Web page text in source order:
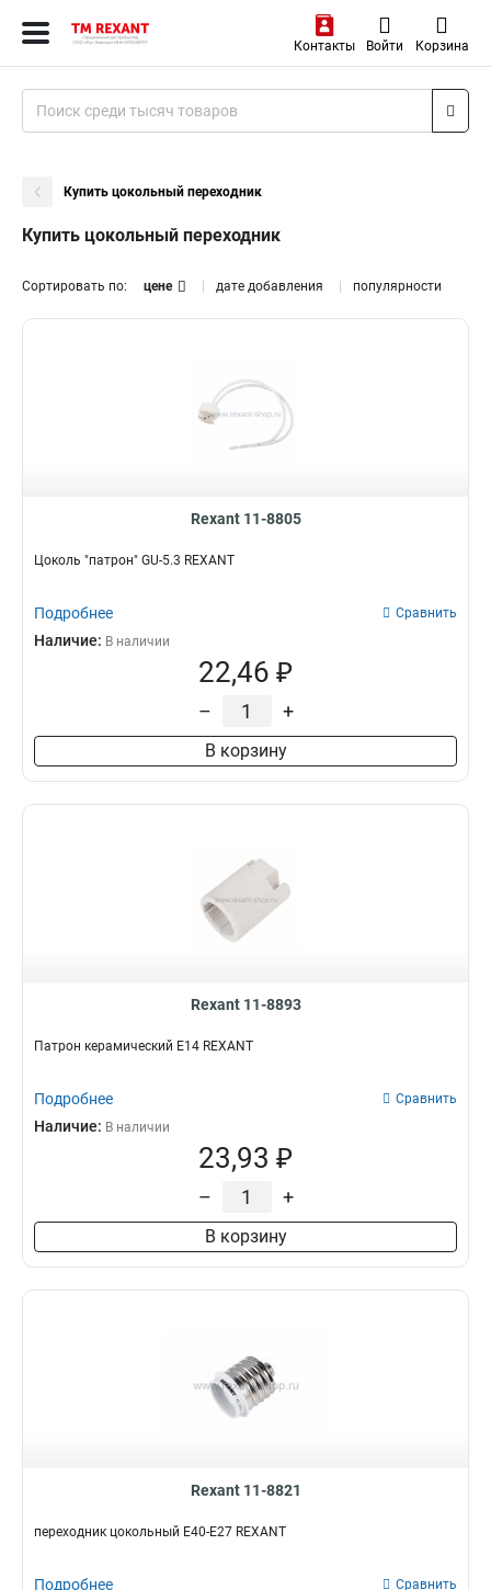
Контакты Войти Корзина
Купить цокольный переходник
Купить цокольный переходник
Сортировать по: цене дате добавления популярности
Rexant 11-8805
Цоколь "патрон" GU-5.3 REXANT
Подробнее Сравнить
Наличие: В наличии
22,46 ₽
– +
В корзину
Rexant 11-8893
Патрон керамический E14 REXANT
Подробнее Сравнить
Наличие: В наличии
23,93 ₽
– +
В корзину
Rexant 11-8821
переходник цокольный Е40-Е27 REXANT
Подробнее Сравнить